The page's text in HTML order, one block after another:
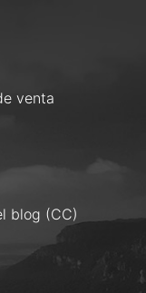
venta
blog (CC)